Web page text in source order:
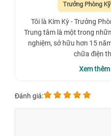
Trưởng Phòng
Tôi là Kim Kỳ - Trưởng
Trung tâm là một trong
nghiệm, sở hữu hơn 15
chữa điện
Xem
Đánh giá: